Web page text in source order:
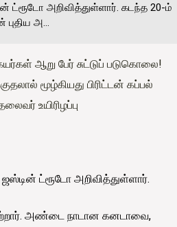
ட்ரூடோ அறிவித்துள்ளார். கடந்த 20-ம்
புதிய அ...
ஆறு பேர் சுட்டுப் படுகொலை!
மூழ்கியது பிரிட்டன் கப்பல்
உயிரிழப்பு
ட்ரூடோ அறிவித்துள்ளார்.
அண்டை நாடான கனடாவை,